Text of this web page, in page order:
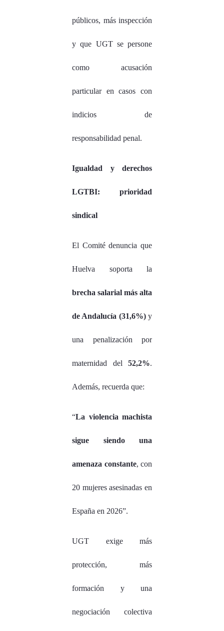
públicos, más inspección
y que UGT se persone
como acusación
particular en casos con
indicios de
responsabilidad penal.
Igualdad y derechos
LGTBI: prioridad
sindical
El Comité denuncia que
Huelva soporta la
brecha salarial más alta
de Andalucía (31,6%)y
una penalización por
maternidad del 52,2%.
Además, recuerda que:
“La violencia machista
sigue siendo una
amenaza constante, con
20 mujeres asesinadas en
España en 2026”.
UGT exige más
protección, más
formación y una
negociación colectiva